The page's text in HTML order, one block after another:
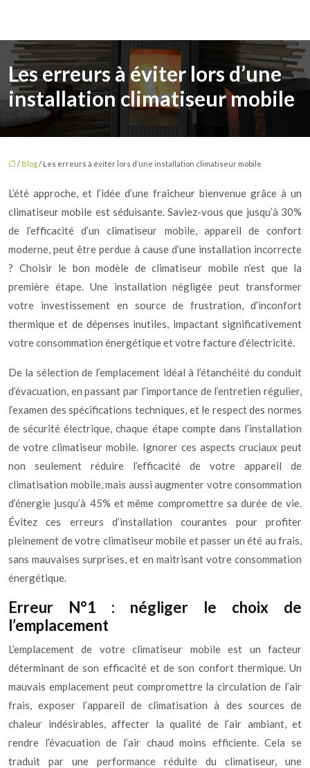
Les erreurs à éviter lors d’une
installation climatiseur mobile
/ Blog/ Les erreurs à éviter lors d’une installation climatiseur mobile
L’été approche, et l’idée d’une fraîcheur bienvenue grâce à un
climatiseur mobile est séduisante. Saviez-vous que jusqu’à 30%
de l’efficacité d’un climatiseur mobile, appareil de confort
moderne, peut être perdue à cause d’une installation incorrecte
? Choisir le bon modèle de climatiseur mobile n’est que la
première étape. Une installation négligée peut transformer
votre investissement en source de frustration, d’inconfort
thermique et de dépenses inutiles, impactant significativement
votre consommation énergétique et votre facture d’électricité.
De la sélection de l’emplacement idéal à l’étanchéité du conduit
d’évacuation, en passant par l’importance de l’entretien régulier,
l’examen des spécifications techniques, et le respect des normes
de sécurité électrique, chaque étape compte dans l’installation
de votre climatiseur mobile. Ignorer ces aspects cruciaux peut
non seulement réduire l’efficacité de votre appareil de
climatisation mobile, mais aussi augmenter votre consommation
d’énergie jusqu’à 45% et même compromettre sa durée de vie.
Évitez ces erreurs d’installation courantes pour profiter
pleinement de votre climatiseur mobile et passer un été au frais,
sans mauvaises surprises, et en maitrisant votre consommation
énergétique.
Erreur N°1 : négliger le choix de
l’emplacement
L’emplacement de votre climatiseur mobile est un facteur
déterminant de son efficacité et de son confort thermique. Un
mauvais emplacement peut compromettre la circulation de l’air
frais, exposer l’appareil de climatisation à des sources de
chaleur indésirables, affecter la qualité de l’air ambiant, et
rendre l’évacuation de l’air chaud moins efficiente. Cela se
traduit par une performance réduite du climatiseur, une